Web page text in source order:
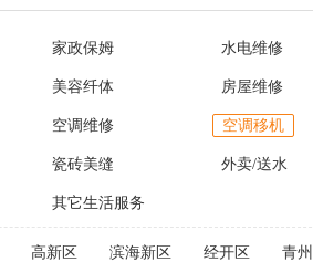
家政保姆 水电维修
美容纤体 房屋维修
空调维修 空调移机
瓷砖美缝 外卖/送水
其它生活服务
高新区 滨海新区 经开区 青州